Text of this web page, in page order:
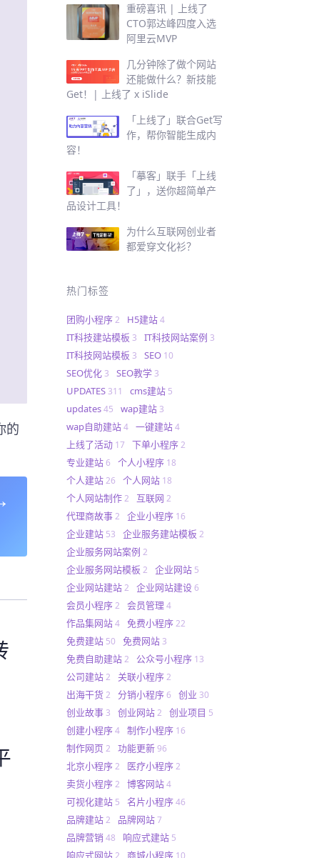
的
重磅喜讯 | 上线了
CTO郭达峰四度入选
阿里云MVP
几分钟除了做个网站
还能做什么？新技能
Get！| 上线了 x iSlide
「上线了」联合Get写
作，帮你智能生成内
容！
「摹客」联手「上线
了」，送你超简单产
品设计工具！
为什么互联网创业者
都爱穿文化衫？
热门标签
团购小程序 2 H5建站 4
IT科技建站模板 3 IT科技网站案例 3
IT科技网站模板 3 SEO 10
SEO优化 3 SEO教学 3
UPDATES 311 cms建站 5
updates 45 wap建站 3
wap自助建站 4 一键建站 4
上线了活动 17 下单小程序 2
专业建站 6 个人小程序 18
个人建站 26 个人网站 18
个人网站制作 2 互联网 2
代理商故事 2 企业小程序 16
企业建站 53 企业服务建站模板 2
企业服务网站案例 2
企业服务网站模板 2 企业网站 5
企业网站建站 2 企业网站建设 6
会员小程序 2 会员管理 4
作品集网站 4 免费小程序 22
免费建站 50 免费网站 3
免费自助建站 2 公众号小程序 13
公司建站 2 关联小程序 2
出海干货 2 分销小程序 6 创业 30
创业故事 3 创业网站 2 创业项目 5
创建小程序 4 制作小程序 16
制作网页 2 功能更新 96
北京小程序 2 医疗小程序 2
卖货小程序 2 博客网站 4
可视化建站 5 名片小程序 46
品牌建站 2 品牌网站 7
品牌营销 48 响应式建站 5
响应式网站 2 商城小程序 10